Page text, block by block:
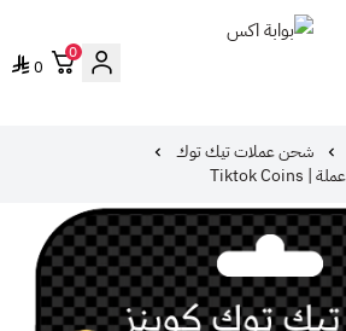
0
0
شحن عملات تيك توك